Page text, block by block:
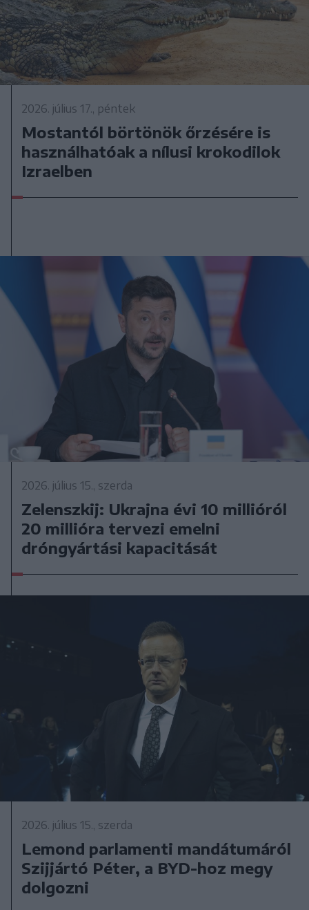
2026. július 17., péntek
Mostantól börtönök őrzésére is
használhatóak a nílusi krokodilok
Izraelben
2026. július 15., szerda
Zelenszkij: Ukrajna évi 10 millióról
20 millióra tervezi emelni
dróngyártási kapacitását
2026. július 15., szerda
Lemond parlamenti mandátumáról
Szijjártó Péter, a BYD-hoz megy
dolgozni